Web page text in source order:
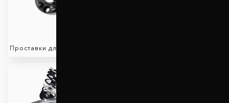
Проставки для вылета колес